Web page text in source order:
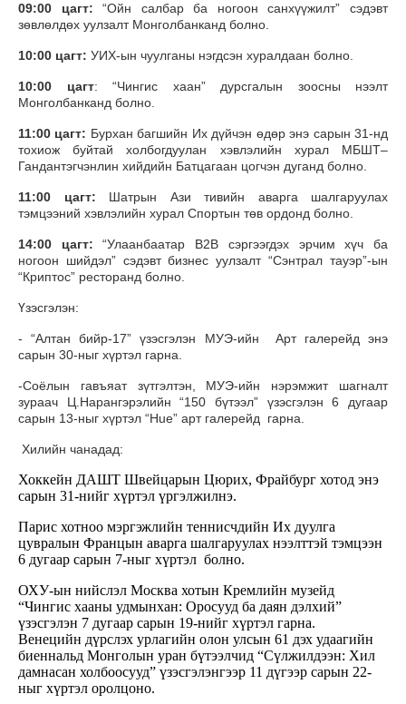
09:00 цагт: “Ойн салбар ба ногоон санхүүжилт” сэдэвт
зөвлөлдөх уулзалт Монголбанканд болно.
10:00 цагт: УИХ-ын чуулганы нэгдсэн хуралдаан болно.
10:00 цагт: “Чингис хаан” дурсгалын зоосны нээлт
Монголбанканд болно.
11:00 цагт: Бурхан багшийн Их дүйчэн өдөр энэ сарын 31-нд
тохиож буйтай холбогдуулан хэвлэлийн хурал МБШТ–
Гандантэгчэнлин хийдийн Батцагаан цогчэн дуганд болно.
11:00 цагт: Шатрын Ази тивийн аварга шалгаруулах
тэмцээний хэвлэлийн хурал Спортын төв ордонд болно.
14:00 цагт: “Улаанбаатар В2В сэргээгдэх эрчим хүч ба
ногоон шийдэл” сэдэвт бизнес уулзалт “Сэнтрал тауэр”-ын
“Криптос” ресторанд болно.
Үзэсгэлэн:
- “Алтан бийр-17” үзэсгэлэн МУЭ-ийн Арт галерейд энэ
сарын 30-ныг хүртэл гарна.
-Соёлын гавъяат зүтгэлтэн, МУЭ-ийн нэрэмжит шагналт
зураач Ц.Нарангэрэлийн “150 бүтээл” үзэсгэлэн 6 дугаар
сарын 13-ныг хүртэл “Hue” арт галерейд гарна.
Хилийн чанадад:
Хоккейн ДАШТ Швейцарын Цюрих, Фрайбург хотод энэ
сарын 31-нийг хүртэл үргэлжилнэ.
Парис хотноо мэргэжлийн теннисчдийн Их дуулга
цувралын Францын аварга шалгаруулах нээлттэй тэмцээн
6 дугаар сарын 7-ныг хүртэл болно.
ОХУ-ын нийслэл Москва хотын Кремлийн музейд
“Чингис хааны удмынхан: Оросууд ба даян дэлхий”
үзэсгэлэн 7 дугаар сарын 19-нийг хүртэл гарна.
Венецийн дүрслэх урлагийн олон улсын 61 дэх удаагийн
биеннальд Монголын уран бүтээлчид “Сүлжилдээн: Хил
дамнасан холбоосууд” үзэсгэлэнгээр 11 дүгээр сарын 22-
ныг хүртэл оролцоно.